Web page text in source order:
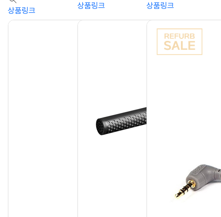
상품링크
상품링크 상품링크